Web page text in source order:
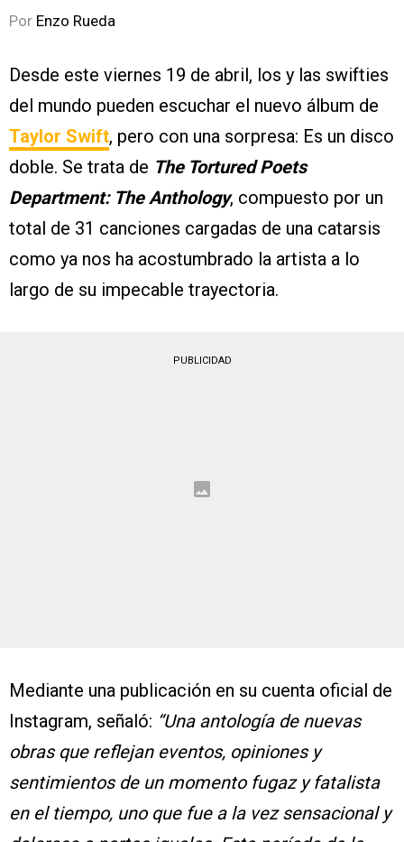
Por Enzo Rueda
Desde este viernes 19 de abril, los y las swifties
del mundo pueden escuchar el nuevo álbum de
Taylor Swift, pero con una sorpresa: Es un disco
doble. Se trata de The Tortured Poets
Department: The Anthology, compuesto por un
total de 31 canciones cargadas de una catarsis
como ya nos ha acostumbrado la artista a lo
largo de su impecable trayectoria.
PUBLICIDAD
Mediante una publicación en su cuenta oficial de
Instagram, señaló: “Una antología de nuevas
obras que reflejan eventos, opiniones y
sentimientos de un momento fugaz y fatalista
en el tiempo, uno que fue a la vez sensacional y